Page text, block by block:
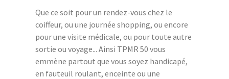
Que ce soit pour un rendez-vous chez le
coiffeur, ou une journée shopping, ou encore
pour une visite médicale, ou pour toute autre
sortie ou voyage... Ainsi TPMR 50 vous
emmène partout que vous soyez handicapé,
en fauteuil roulant, enceinte ou une